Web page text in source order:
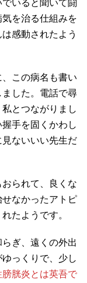
いると聞いて闘
を治る仕組みを
感動されたよう
この病名も書い
した。電話で尋
とつながりまし
手を固くかわし
ないいい先生だ
られて、良くな
なかったアトピ
たようです。
ぎ、遠くの外出
っくりで、少し
膀胱炎とは英吾で